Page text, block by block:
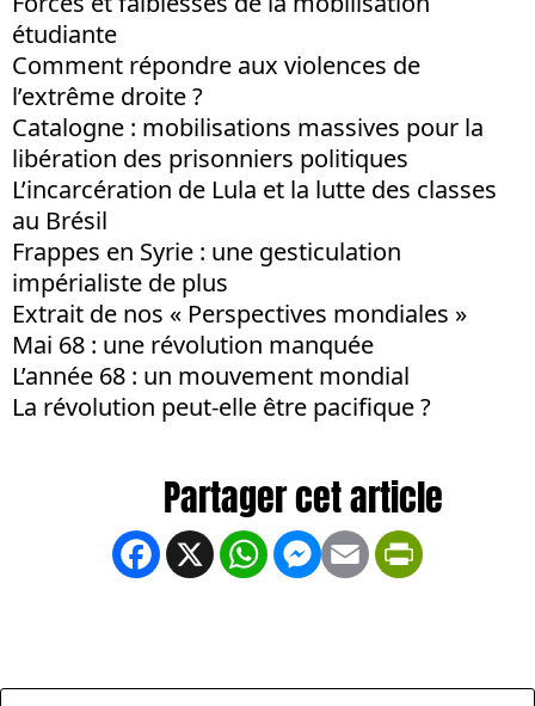
étudiante
Comment répondre aux violences de
l’extrême droite ?
Catalogne : mobilisations massives pour la
libération des prisonniers politiques
L’incarcération de Lula et la lutte des classes
au Brésil
Frappes en Syrie : une gesticulation
impérialiste de plus
Extrait de nos « Perspectives mondiales »
Mai 68 : une révolution manquée
L’année 68 : un mouvement mondial
La révolution peut-elle être pacifique ?
Facebook
X WhatsApp
Messenger
Email